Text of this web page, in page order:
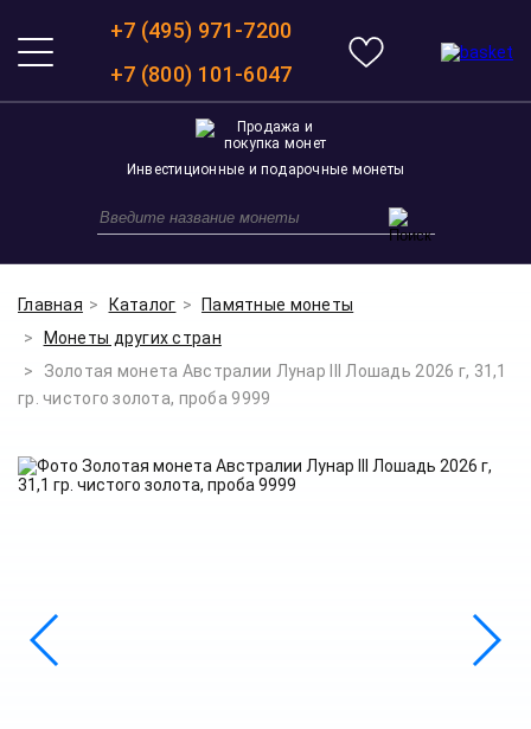
+7 (495) 971-7200
+7 (800) 101-6047
Инвестиционные и подарочные монеты
Главная Каталог
Памятные монеты
Монеты других стран
Золотая монета Австралии Лунар III Лошадь 2026 г, 31,1
гр. чистого золота, проба 9999